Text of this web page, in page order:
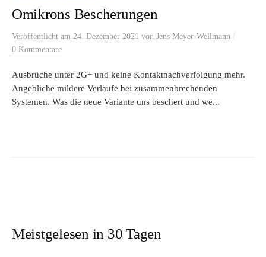
Omikrons Bescherungen
Veröffentlicht am 24. Dezember 2021 von Jens Meyer-Wellmann /
0 Kommentare
Ausbrüche unter 2G+ und keine Kontaktnachverfolgung mehr.
Angebliche mildere Verläufe bei zusammenbrechenden
Systemen. Was die neue Variante uns beschert und we...
Meistgelesen in 30 Tagen